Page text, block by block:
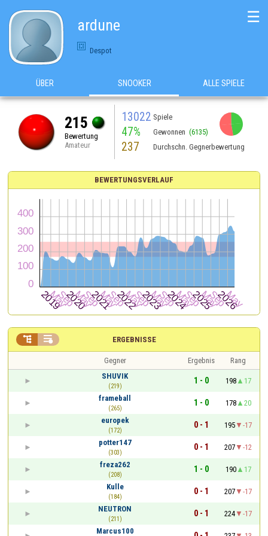
ardune
Despot
☰
ÜBER SNOOKER ALLE SPIELE
215
Bewertung
Amateur
13022 Spiele
47% Gewonnen (6135)
237 Durchschn. Gegnerbewertung
BEWERTUNGSVERLAUF
ERGEBNISSE
 
Gegner Ergebnis
Rang
SHUVIK
(219)
1 - 0 198
17
frameball
(265)
1 - 0 178
20
europek
(172)
0 - 1 195
-17
potter147
(303)
0 - 1 207
-12
freza262
(208)
1 - 0 190
17
Kulle
(184)
0 - 1 207
-17
NEUTRON
(211)
0 - 1 224
-17
Marcus100